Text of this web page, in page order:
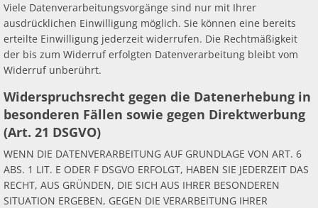
Viele Datenverarbeitungsvorgänge sind nur mit Ihrer
ausdrücklichen Einwilligung möglich. Sie können eine bereits
erteilte Einwilligung jederzeit widerrufen. Die Rechtmäßigkeit
der bis zum Widerruf erfolgten Datenverarbeitung bleibt vom
Widerruf unberührt.
Widerspruchsrecht gegen die Datenerhebung in
besonderen Fällen sowie gegen Direktwerbung
(Art. 21 DSGVO)
WENN DIE DATENVERARBEITUNG AUF GRUNDLAGE VON ART. 6
ABS. 1 LIT. E ODER F DSGVO ERFOLGT, HABEN SIE JEDERZEIT DAS
RECHT, AUS GRÜNDEN, DIE SICH AUS IHRER BESONDEREN
SITUATION ERGEBEN, GEGEN DIE VERARBEITUNG IHRER